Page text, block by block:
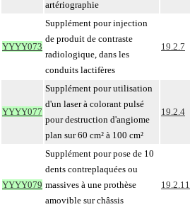
artériographie
YYYY073
Supplément pour injection
de produit de contraste
radiologique, dans les
conduits lactifères
19.2.7
YYYY077
Supplément pour utilisation
d'un laser à colorant pulsé
pour destruction d'angiome
plan sur 60 cm² à 100 cm²
19.2.4
YYYY079
Supplément pour pose de 10
dents contreplaquées ou
massives à une prothèse
amovible sur châssis
19.2.11